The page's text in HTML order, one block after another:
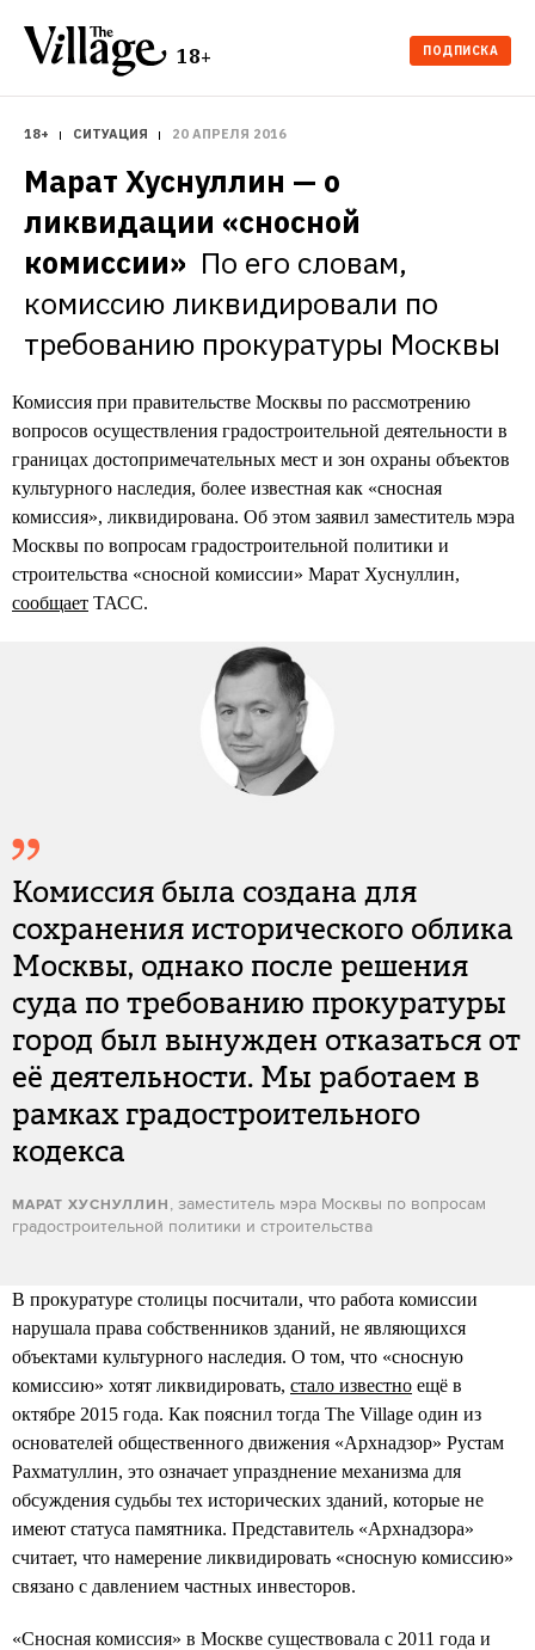
18+ ПОДПИСКА
18+ СИТУАЦИЯ 20 АПРЕЛЯ 2016
Марат Хуснуллин — о
ликвидации «сносной
комиссии» По его словам,
комиссию ликвидировали по
требованию прокуратуры Москвы
Комиссия при правительстве Москвы по рассмотрению
вопросов осуществления градостроительной деятельности в
границах достопримечательных мест и зон охраны объектов
культурного наследия, более известная как «сносная
комиссия», ликвидирована. Об этом заявил заместитель мэра
Москвы по вопросам градостроительной политики и
строительства «сносной комиссии» Марат Хуснуллин,
сообщает ТАСС.
Комиссия была создана для
сохранения исторического облика
Москвы, однако после решения
суда по требованию прокуратуры
город был вынужден отказаться от
её деятельности. Мы работаем в
рамках градостроительного
кодекса
МАРАТ ХУСНУЛЛИН , заместитель мэра Москвы по вопросам
градостроительной политики и строительства
В прокуратуре столицы посчитали, что работа комиссии
нарушала права собственников зданий, не являющихся
объектами культурного наследия. О том, что «сносную
комиссию» хотят ликвидировать, стало известно ещё в
октябре 2015 года. Как пояснил тогда The Village один из
основателей общественного движения «Архнадзор» Рустам
Рахматуллин, это означает упразднение механизма для
обсуждения судьбы тех исторических зданий, которые не
имеют статуса памятника. Представитель «Архнадзора»
считает, что намерение ликвидировать «сносную комиссию»
связано с давлением частных инвесторов.
«Сносная комиссия» в Москве существовала с 2011 года и